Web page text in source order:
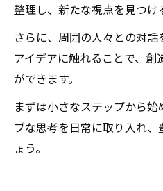
整理し、新たな視点を見つけ
さらに、周囲の人々との対
アイデアに触れることで、
ができます。
まずは小さなステップから
ブな思考を日常に取り入れ
ょう。